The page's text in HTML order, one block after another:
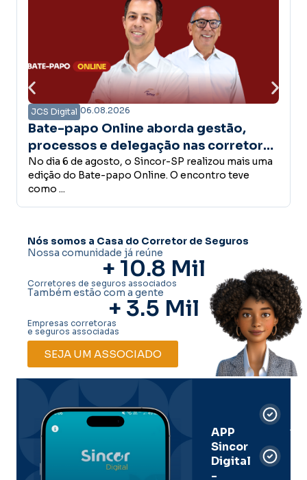
JCS Digital 06.08.2026
Bate-papo Online aborda gestão,
processos e delegação nas corretoras
de seguros
No dia 6 de agosto, o Sincor-SP realizou mais uma
edição do Bate-papo Online. O encontro teve
como ...
Nós somos a Casa do Corretor de Seguros
Nossa comunidade já reúne
+ 10.8 Mil
Corretores de seguros associados
Também estão com a gente
+ 3.5 Mil
Empresas corretoras
e seguros associadas
SEJA UM ASSOCIADO
APP
Sincor
Digital
-